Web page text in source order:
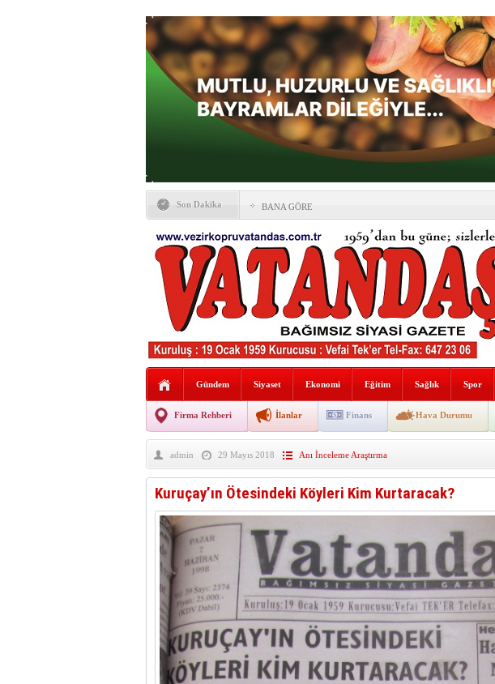
Son Dakika BANA GÖRE
Vezirköprü CHP’de istifa depremi yaşandı!
HAYATIN İÇİNDEN BESLENME
Kaybettiklerimiz
NÖBETÇİ ECZANELER
Okullarda yeni dönem: Yönetmelik kapsamlı şekilde
değişti
taşınıyor
Hafif ticari araç takla attı! 2’si Çocuk 5 Yaralı
“Yaz Seninle Güzel” doğa yürüyüşü
Gündem Siyaset Ekonomi Eğitim Sağlık Spor
Firma Rehberi İlanlar Finans Hava Durumu
admin 29 Mayıs 2018 Anı İnceleme Araştırma
Kuruçay’ın Ötesindeki Köyleri Kim Kurtaracak?